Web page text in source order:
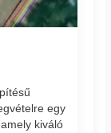
egy
kiváló